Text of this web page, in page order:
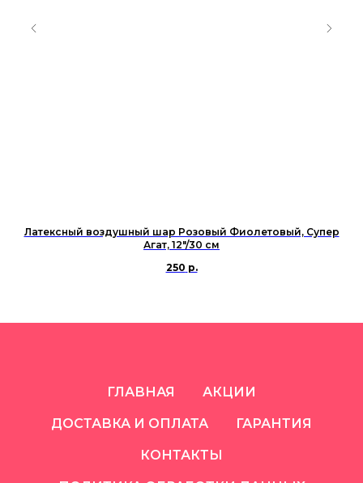
Латексный воздушный шар Розовый Фиолетовый, Супер
Агат, 12"/30 см
250 р.
ГЛАВНАЯ АКЦИИ
ДОСТАВКА И ОПЛАТА ГАРАНТИЯ
КОНТАКТЫ